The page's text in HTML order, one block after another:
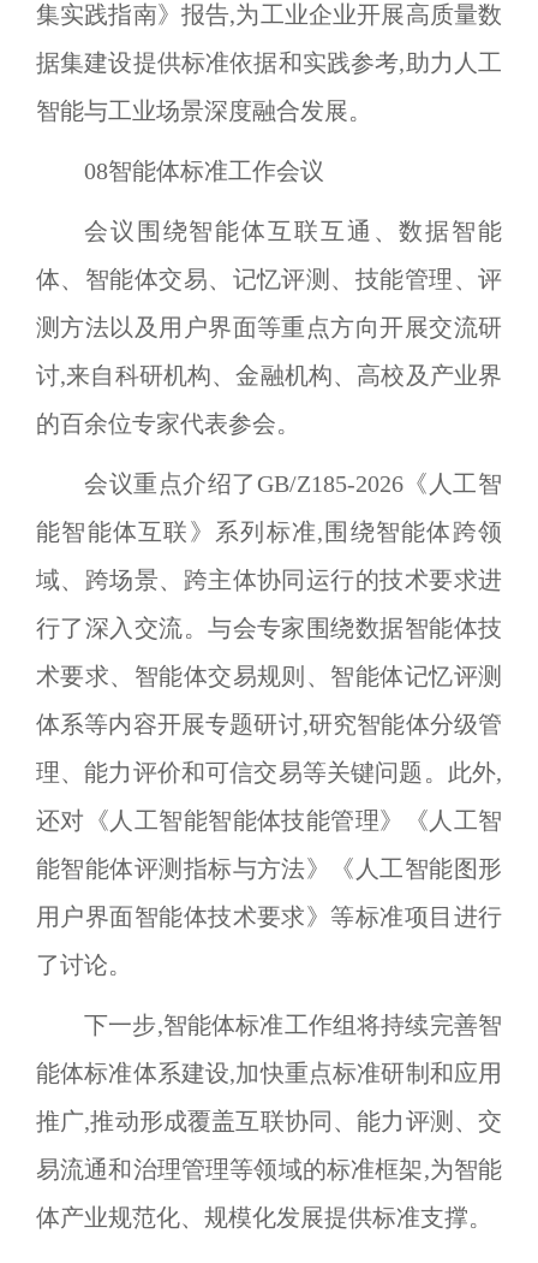
集实践指南》报告,为工业企业开展高质量数
据集建设提供标准依据和实践参考,助力人工
智能与工业场景深度融合发展。
08智能体标准工作会议
会议围绕智能体互联互通、数据智能
体、智能体交易、记忆评测、技能管理、评
测方法以及用户界面等重点方向开展交流研
讨,来自科研机构、金融机构、高校及产业界
的百余位专家代表参会。
会议重点介绍了GB/Z185-2026《人工智
能智能体互联》系列标准,围绕智能体跨领
域、跨场景、跨主体协同运行的技术要求进
行了深入交流。与会专家围绕数据智能体技
术要求、智能体交易规则、智能体记忆评测
体系等内容开展专题研讨,研究智能体分级管
理、能力评价和可信交易等关键问题。此外,
还对《人工智能智能体技能管理》《人工智
能智能体评测指标与方法》《人工智能图形
用户界面智能体技术要求》等标准项目进行
了讨论。
下一步,智能体标准工作组将持续完善智
能体标准体系建设,加快重点标准研制和应用
推广,推动形成覆盖互联协同、能力评测、交
易流通和治理管理等领域的标准框架,为智能
体产业规范化、规模化发展提供标准支撑。